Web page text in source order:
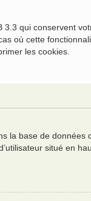
qui conservent
où cette
les cookies.
la base de
situé en